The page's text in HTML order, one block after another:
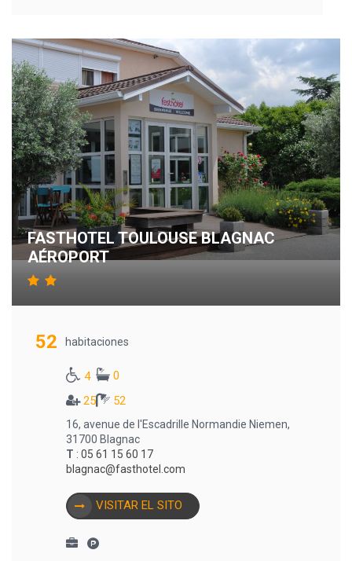
FASTHOTEL TOULOUSE BLAGNAC
AÉROPORT
52 habitaciones
4
0
25
52
16, avenue de l'Escadrille Normandie Niemen,
31700 Blagnac
T : 05 61 15 60 17
blagnac@fasthotel.com
VISITAR EL SITO